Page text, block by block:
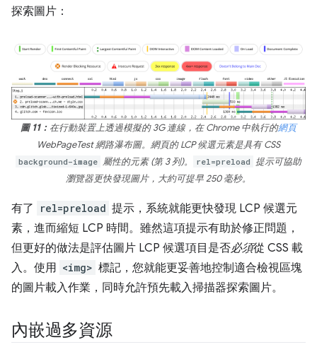
探索圖片：
圖 11： 在行動裝置上透過模擬的 3G 連線，在 Chrome 中執行的網頁
WebPageTest 網路瀑布圖。網頁的 LCP 候選元素是具有 CSS
background-image 屬性的元素 (第 3 列)。 rel=preload 提示可協助
瀏覽器更快發現圖片，大約可提早 250 毫秒。
有了 rel=preload 提示，系統就能更快發現 LCP 候選元
素，進而縮短 LCP 時間。雖然這項提示有助於修正問題，
但更好的做法是評估圖片 LCP 候選項目是否必須從 CSS 載
入。使用 <img> 標記，您就能更妥善地控制適合檢視區塊
的圖片載入作業，同時允許預先載入掃描器探索圖片。
內嵌過多資源